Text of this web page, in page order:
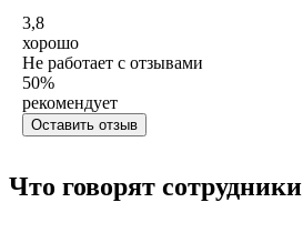
3,8
хорошо
Не работает с отзывами
50%
рекомендует
Оставить отзыв
Что говорят сотрудники